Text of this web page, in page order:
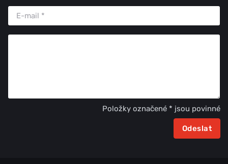
Položky označené * jsou povinné